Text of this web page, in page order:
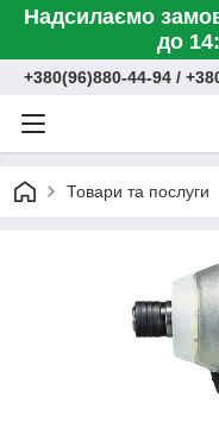
Надсилаємо
до
+380(96)880-44-94 /
Товари та послуги